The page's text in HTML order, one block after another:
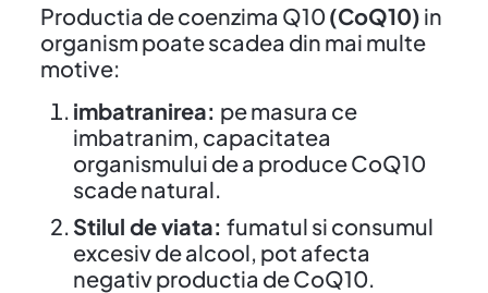
Productia de coenzima Q10(CoQ10) in
organism poate scadea din mai multe
motive:
imbatranirea: pe masura ce
imbatranim, capacitatea
organismului de a produce CoQ10
scade natural.
Stilul de viata: fumatul si consumul
excesiv de alcool, pot afecta
negativ productia de CoQ10.